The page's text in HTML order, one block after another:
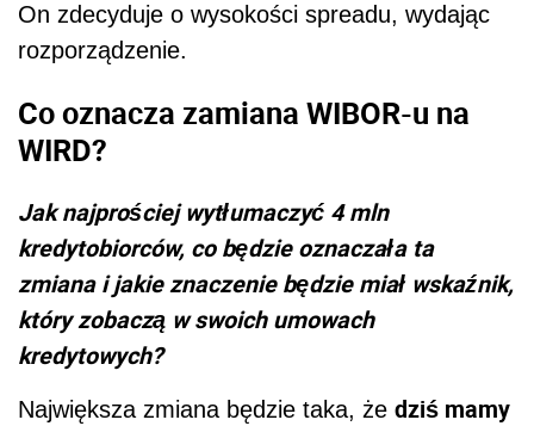
On zdecyduje o wysokości spreadu, wydając
rozporządzenie.
Co oznacza zamiana WIBOR-u na
WIRD?
Jak najprościej wytłumaczyć 4 mln
kredytobiorców, co będzie oznaczała ta
zmiana i jakie znaczenie będzie miał wskaźnik,
który zobaczą w swoich umowach
kredytowych?
Największa zmiana będzie taka, że dziś mamy